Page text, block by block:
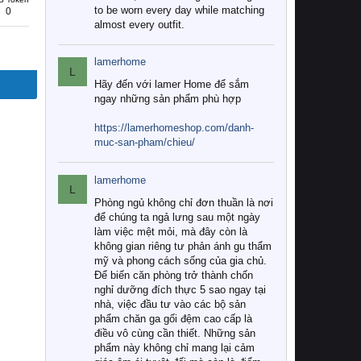
0
to be worn every day while matching
almost every outfit.
L
lamerhome
Hãy đến với lamer Home để sắm
ngay những sản phẩm phù hợp
https://lamerhomeshop.com/danh-
muc-san-pham/chieu/
L
lamerhome
Phòng ngủ không chỉ đơn thuần là nơi
để chúng ta ngả lưng sau một ngày
làm việc mệt mỏi, mà đây còn là
không gian riêng tư phản ánh gu thẩm
mỹ và phong cách sống của gia chủ.
Để biến căn phòng trở thành chốn
nghỉ dưỡng đích thực 5 sao ngay tại
nhà, việc đầu tư vào các bộ sản
phẩm chăn ga gối đệm cao cấp là
điều vô cùng cần thiết. Những sản
phẩm này không chỉ mang lại cảm